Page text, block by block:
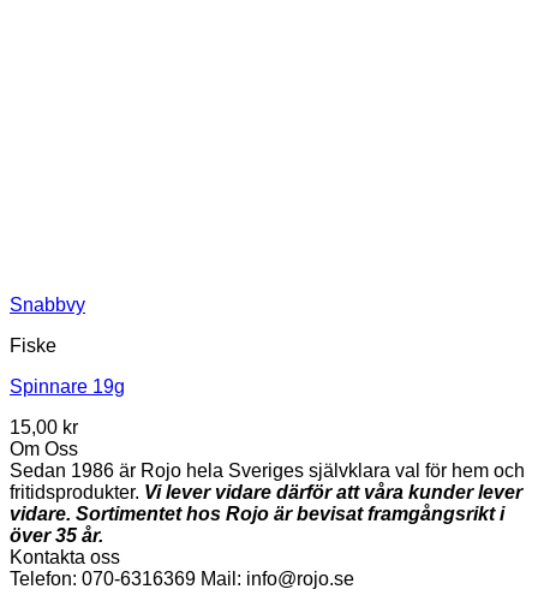
Snabbvy
Fiske
Spinnare 19g
15,00 kr
Om Oss
Sedan 1986 är Rojo hela Sveriges självklara val för hem och
fritidsprodukter. Vi lever vidare därför att våra kunder lever
vidare. Sortimentet hos Rojo är bevisat framgångsrikt i
över 35 år.
Kontakta oss
Telefon: 070-6316369 Mail: info@rojo.se